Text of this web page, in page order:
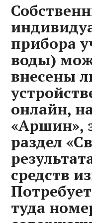
прибора
воды)
внесены
онлайн,
«Аршин»,
раздел
средств
туда